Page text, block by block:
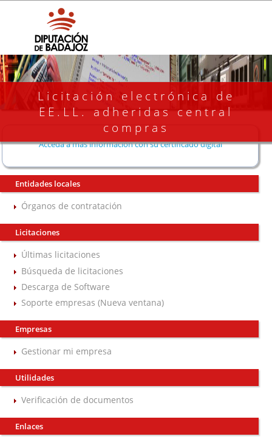
Licitación electrónica de
EE.LL. adheridas central
compras
Acceda a más información con su certificado digital
Entidades locales
Órganos de contratación
Licitaciones
Últimas licitaciones
Búsqueda de licitaciones
Descarga de Software
Soporte empresas (Nueva ventana)
Empresas
Gestionar mi empresa
Utilidades
Verificación de documentos
Enlaces